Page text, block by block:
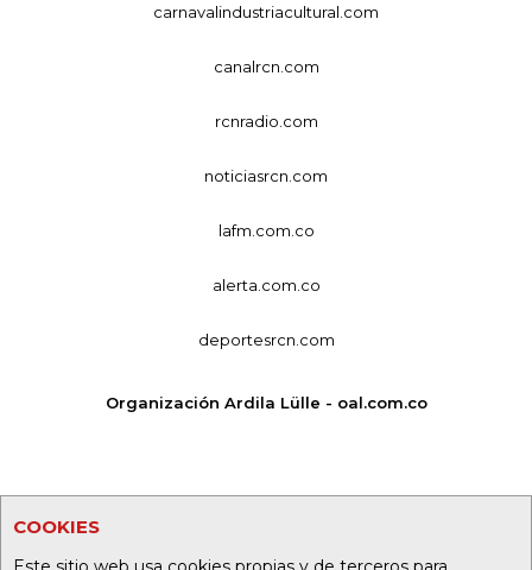
COOKIES
carnavalindustriacultural.com
canalrcn.com
rcnradio.com
noticiasrcn.com
lafm.com.co
alerta.com.co
deportesrcn.com
Organización Ardila Lülle - oal.com.co